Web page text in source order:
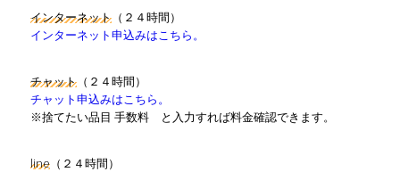
インターネット （２４時間）
インターネット申込みはこちら。
チャット （２４時間）
チャット申込みはこちら。
※捨てたい品目 手数料 と入力すれば料金確認できます。
line （２４時間）